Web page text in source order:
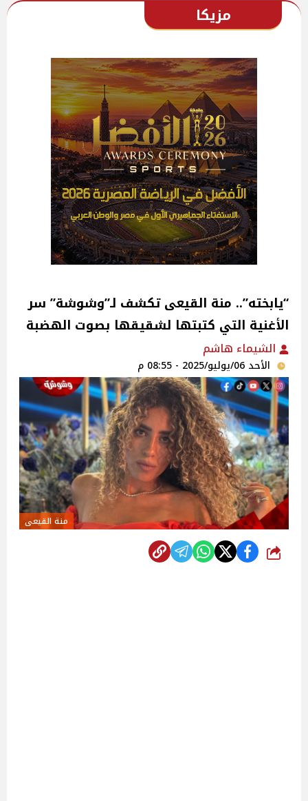
مزيكا
“يابخته”.. منة القيعى تكشف لـ”وشوشة” سر
الأغنية التي كتبتها لشقيقها بصوت الهضبة‎
الشيماء هاشم
الأحد 06/يوليو/2025 - 08:55 م
منة القيعى
شارك